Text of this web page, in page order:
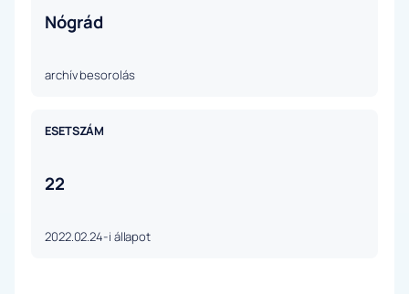
Nógrád
archív besorolás
ESETSZÁM
22
2022.02.24-i állapot